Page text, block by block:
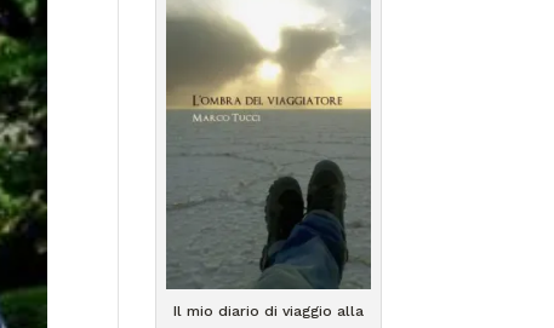
Il mio diario di viaggio alla